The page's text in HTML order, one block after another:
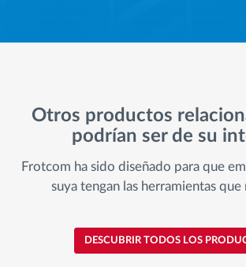
Otros productos
podrían ser de su
Frotcom ha sido diseñado para que
suya tengan las herramientas que
DESCUBRIR TODOS LOS